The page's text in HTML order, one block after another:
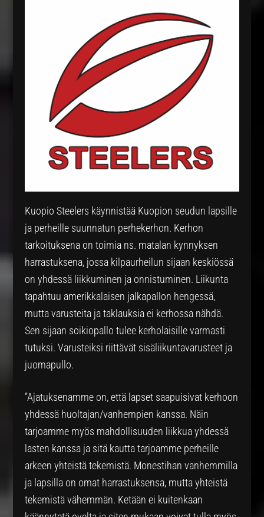
Kuopio Steelers käynnistää Kuopion seudun lapsille
ja perheille suunnatun perhekerhon. Kerhon
tarkoituksena on toimia ns. matalan kynnyksen
harrastuksena, jossa kilpaurheilun sijaan keskiössä
on yhdessä liikkuminen ja onnistuminen. Liikunta
tapahtuu amerikkalaisen jalkapallon hengessä,
mutta varusteita ja taklauksia ei kerhossa nähdä.
Sen sijaan soikiopallo tulee kerholaisille varmasti
tutuksi. Varusteiksi riittävät sisäliikuntavarusteet ja
juomapullo.
”Ajatuksenamme on, että lapset saapuisivat kerhoon
yhdessä huoltajan/vanhempien kanssa. Näin
tarjoamme myös mahdollisuuden liikkua yhdessä
lasten kanssa ja sitä kautta tarjoamme perheille
arkeen yhteistä tekemistä. Monestihan vanhemmilla
ja lapsilla on omat harrastuksensa, mutta yhteistä
tekemistä vähemmän. Ketään ei kuitenkaan